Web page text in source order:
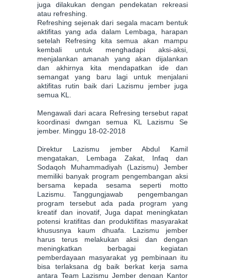
juga dilakukan dengan pendekatan rekreasi
atau refreshing.
Refreshing sejenak dari segala macam bentuk
aktifitas yang ada dalam Lembaga, harapan
setelah Refresing kita semua akan mampu
kembali untuk menghadapi aksi-aksi,
menjalankan amanah yang akan dijalankan
dan akhirnya kita mendapatkan ide dan
semangat yang baru lagi untuk menjalani
aktifitas rutin baik dari Lazismu jember juga
semua KL.
Mengawali dari acara Refresing tersebut rapat
koordinasi dwngan semua KL Lazismu Se
jember. Minggu 18-02-2018
Direktur Lazismu jember Abdul Kamil
mengatakan, Lembaga Zakat, Infaq dan
Sodaqoh Muhammadiyah (Lazismu) Jember
memiliki banyak program pengembangan aksi
bersama kepada sesama seperti motto
Lazismu. Tanggungjawab pengembangan
program tersebut ada pada program yang
kreatif dan inovatif, Juga dapat meningkatan
potensi kratifitas dan produktifitas masyarakat
khususnya kaum dhuafa. Lazismu jember
harus terus melakukan aksi dan dengan
meningkatkan berbagai kegiatan
pemberdayaan masyarakat yg pembinaan itu
bisa terlaksana dg baik berkat kerja sama
antara Team Lazismu Jember dengan Kantor